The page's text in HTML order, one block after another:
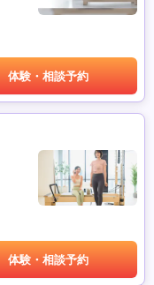
体験・相談予約
体験・相談予約